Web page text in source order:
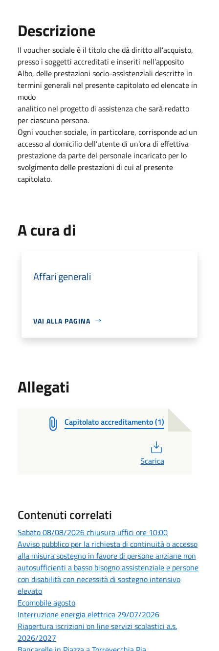
Descrizione
Il voucher sociale è il titolo che dà diritto all’acquisto,
presso i soggetti accreditati e inseriti nell’apposito
Albo, delle prestazioni socio-assistenziali descritte in
termini generali nel presente capitolato ed elencate in
modo
analitico nel progetto di assistenza che sarà redatto
per ciascuna persona.
Ogni voucher sociale, in particolare, corrisponde ad un
accesso al domicilio dell’utente di un’ora di effettiva
prestazione da parte del personale incaricato per lo
svolgimento delle prestazioni di cui al presente
capitolato.
A cura di
Affari generali
VAI ALLA PAGINA
Allegati
Capitolato accreditamento (1)
Scarica
Contenuti correlati
Sabato 08/08/2026 chiusura uffici ore 10:00
Avviso pubblico per la richiesta di continuità o accesso
alla misura sostegno in favore di persone anziane non
autosufficienti a basso bisogno assistenziale e persone
con disabilità con necessità di sostegno intensivo
elevato
Ecomobile agosto
Interruzione energia elettrica 29/07/2026
Riapertura iscrizioni on line servizi scolastici a.s.
2026/2027